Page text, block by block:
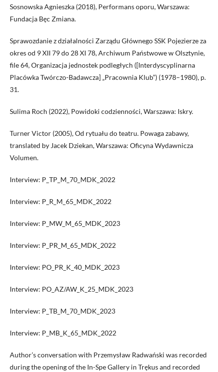
Sosnowska Agnieszka (2018), Performans oporu, Warszawa:
Fundacja Bęc Zmiana.
Sprawozdanie z działalności Zarządu Głównego SSK Pojezierze za
okres od 9 XII 79 do 28 XI 78, Archiwum Państwowe w Olsztynie,
file 64, Organizacja jednostek podległych ([Interdyscyplinarna
Placówka Twórczo-Badawcza] „Pracownia Klub”) (1978–1980), p.
31.
Sulima Roch (2022), Powidoki codzienności, Warszawa: Iskry.
Turner Victor (2005), Od rytuału do teatru. Powaga zabawy,
translated by Jacek Dziekan, Warszawa: Oficyna Wydawnicza
Volumen.
Interview: P_TP_M_70_MDK_2022
Interview: P_R_M_65_MDK_2022
Interview: P_MW_M_65_MDK_2023
Interview: P_PR_M_65_MDK_2022
Interview: PO_PR_K_40_MDK_2023
Interview: PO_AZ/AW_K_25_MDK_2023
Interview: P_TB_M_70_MDK_2023
Interview: P_MB_K_65_MDK_2022
Author’s conversation with Przemysław Radwański was recorded
during the opening of the In-Spe Gallery in Trękus and recorded